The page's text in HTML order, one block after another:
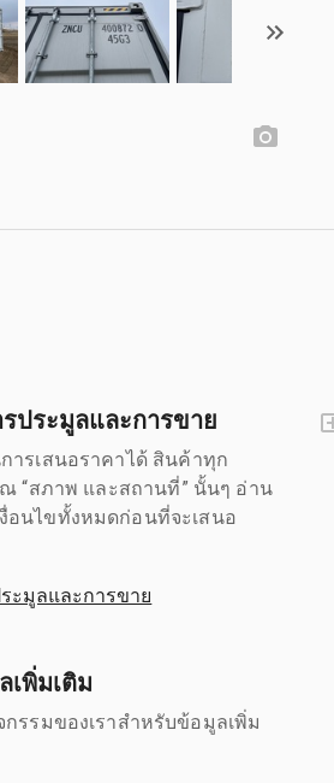
ประมูลและการขาย
ารเสนอราคาได้ สินค้าทุก
“สภาพ และสถานที่” นั้นๆ อ่าน
อนไขทั้งหมดก่อนที่จะเสนอ
ะมูลและการขาย
เพิ่มเติม
กรรมของเราสำหรับข้อมูลเพิ่ม